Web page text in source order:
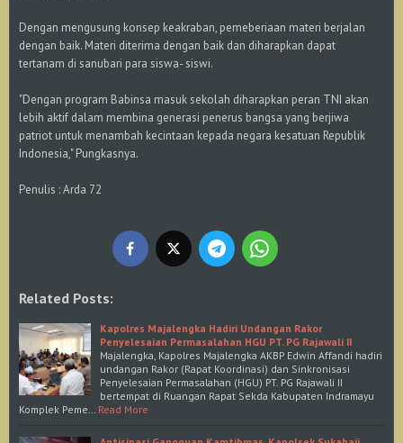
Dengan mengusung konsep keakraban, pemeberiaan materi berjalan
dengan baik. Materi diterima dengan baik dan diharapkan dapat
tertanam di sanubari para siswa- siswi.
"Dengan program Babinsa masuk sekolah diharapkan peran TNI akan
lebih aktif dalam membina generasi penerus bangsa yang berjiwa
patriot untuk menambah kecintaan kepada negara kesatuan Republik
Indonesia," Pungkasnya.
Penulis : Arda 72
Related Posts:
Kapolres Majalengka Hadiri Undangan Rakor
Penyelesaian Permasalahan HGU PT. PG Rajawali II
Majalengka, Kapolres Majalengka AKBP Edwin Affandi hadiri
undangan Rakor (Rapat Koordinasi) dan Sinkronisasi
Penyelesaian Permasalahan (HGU) PT. PG Rajawali II
bertempat di Ruangan Rapat Sekda Kabupaten Indramayu
Komplek Peme… Read More